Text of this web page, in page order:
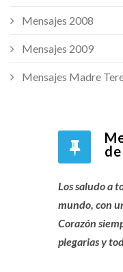
Mensajes 2008
Mensajes 2009
Mensajes Madre
Los saludo a
mundo, con
Corazón
plegarias y